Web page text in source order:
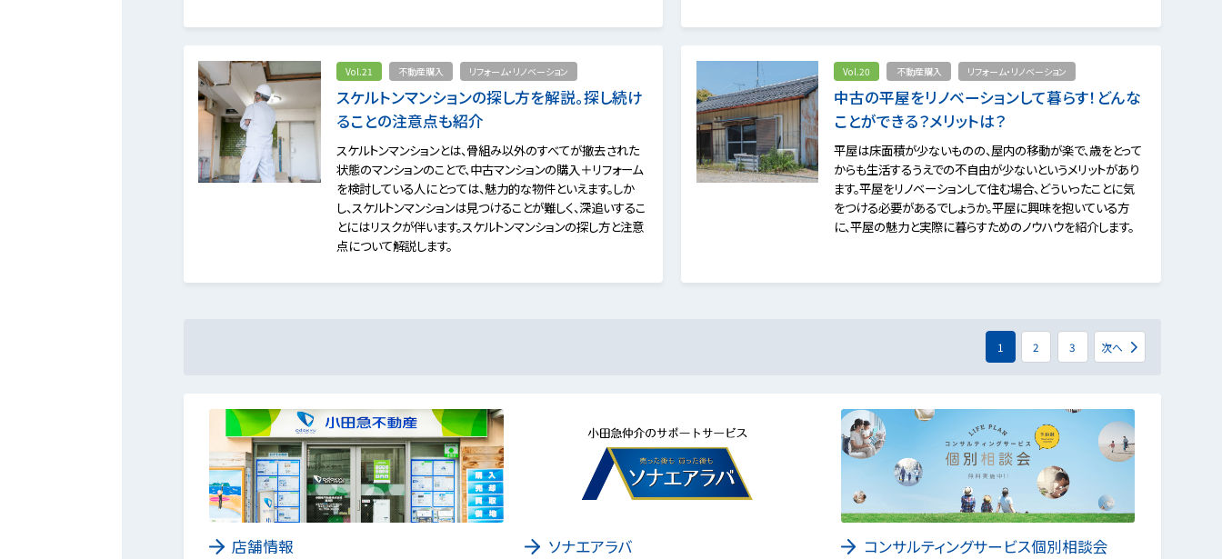
Vol.21 不動産購入 リフォーム・リノベーション
スケルトンマンションの探し方を解説。探し続け
ることの注意点も紹介
スケルトンマンションとは、骨組み以外のすべてが撤去された
状態のマンションのことで、中古マンションの購入＋リフォーム
を検討している人にとっては、魅力的な物件といえます。しか
し、スケルトンマンションは見つけることが難しく、深追いするこ
とにはリスクが伴います。スケルトンマンションの探し方と注意
点について解説します。
Vol.20 不動産購入 リフォーム・リノベーション
中古の平屋をリノベーションして暮らす！どんな
ことができる？メリットは？
平屋は床面積が少ないものの、屋内の移動が楽で、歳をとって
からも生活するうえでの不自由が少ないというメリットがあり
ます。平屋をリノベーションして住む場合、どういったことに気
をつける必要があるでしょうか。平屋に興味を抱いている方
に、平屋の魅力と実際に暮らすためのノウハウを紹介します。
1 2 3 次へ
店舗情報 ソナエアラバ コンサルティングサービス個別相談会